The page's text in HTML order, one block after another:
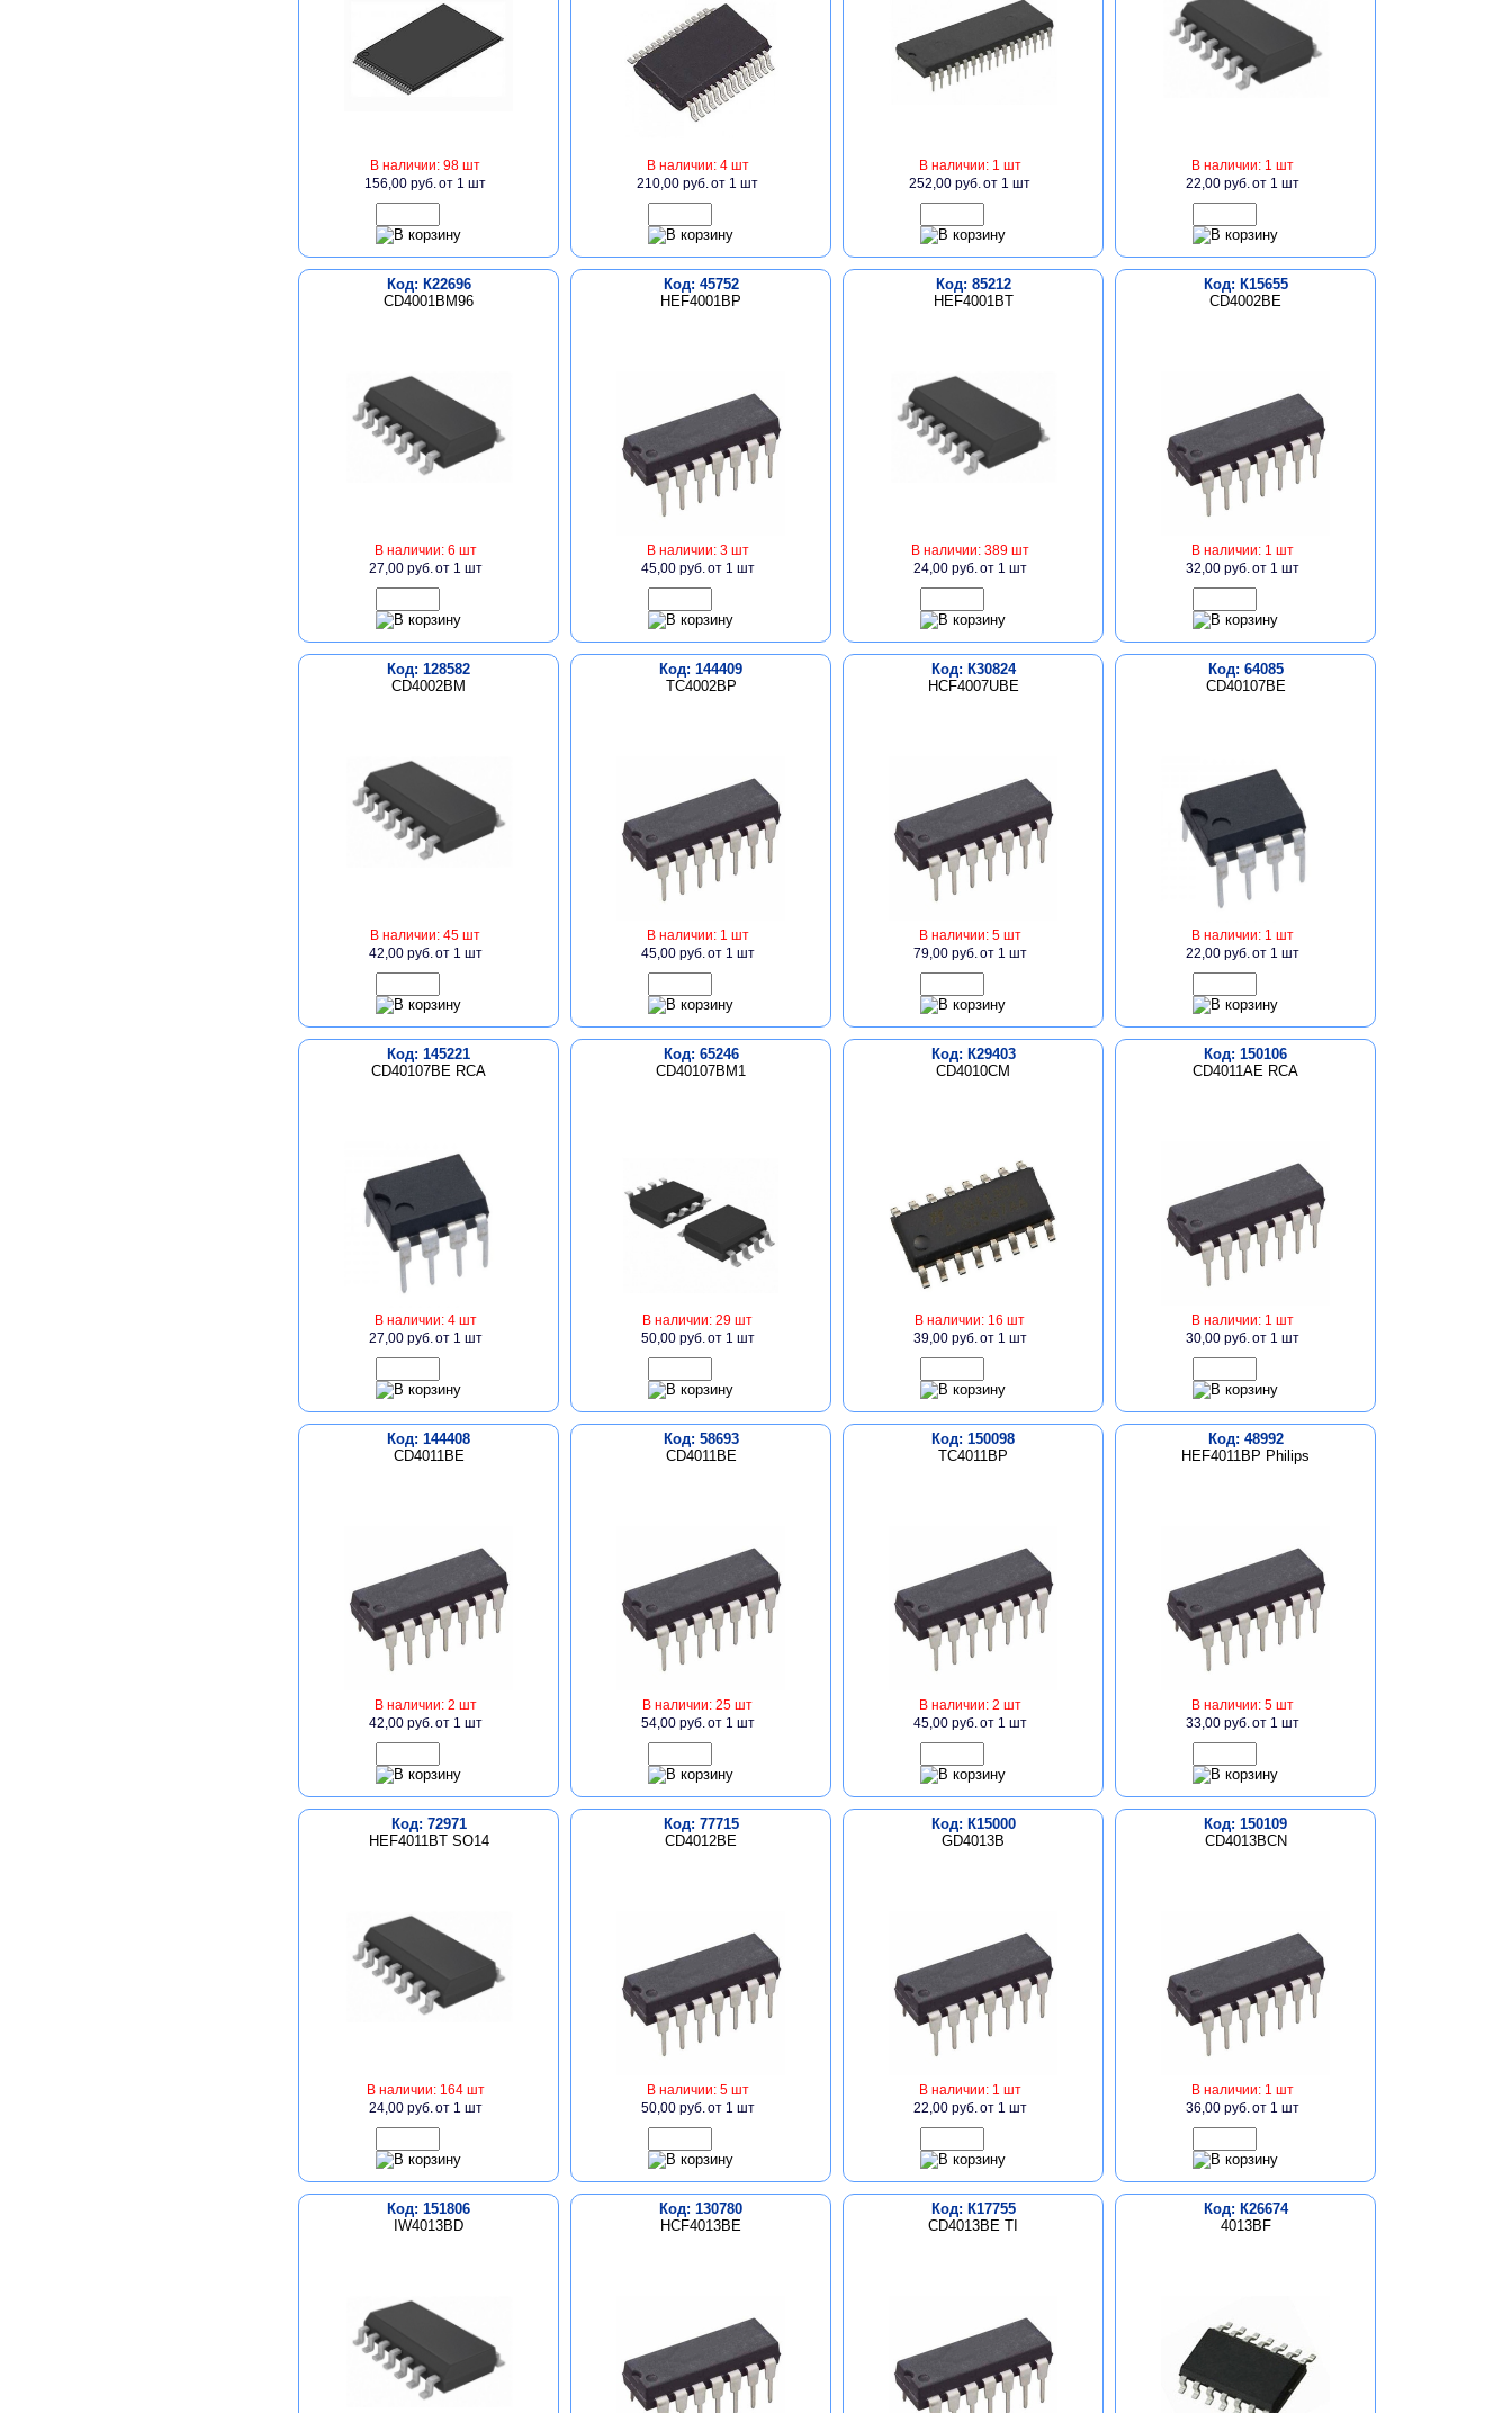
В наличии: 98 шт
156,00 руб.от 1 шт
В наличии: 4 шт
210,00 руб.от 1 шт
В наличии: 1 шт
252,00 руб.от 1 шт
В наличии: 1 шт
22,00 руб.от 1 шт
Код: К22696
CD4001BM96
В наличии: 6 шт
27,00 руб.от 1 шт
Код: 45752
HEF4001BP
В наличии: 3 шт
45,00 руб.от 1 шт
Код: 85212
HEF4001BT
В наличии: 389 шт
24,00 руб.от 1 шт
Код: К15655
CD4002BE
В наличии: 1 шт
32,00 руб.от 1 шт
Код: 128582
CD4002BM
В наличии: 45 шт
42,00 руб.от 1 шт
Код: 144409
TC4002BP
В наличии: 1 шт
45,00 руб.от 1 шт
Код: К30824
HCF4007UBE
В наличии: 5 шт
79,00 руб.от 1 шт
Код: 64085
CD40107BE
В наличии: 1 шт
22,00 руб.от 1 шт
Код: 145221
CD40107BE RCA
В наличии: 4 шт
27,00 руб.от 1 шт
Код: 65246
CD40107BM1
В наличии: 29 шт
50,00 руб.от 1 шт
Код: К29403
CD4010CM
В наличии: 16 шт
39,00 руб.от 1 шт
Код: 150106
CD4011AE RCA
В наличии: 1 шт
30,00 руб.от 1 шт
Код: 144408
CD4011BE
В наличии: 2 шт
42,00 руб.от 1 шт
Код: 58693
CD4011BE
В наличии: 25 шт
54,00 руб.от 1 шт
Код: 150098
TC4011BP
В наличии: 2 шт
45,00 руб.от 1 шт
Код: 48992
HEF4011BP Philips
В наличии: 5 шт
33,00 руб.от 1 шт
Код: 72971
HEF4011BT SO14
В наличии: 164 шт
24,00 руб.от 1 шт
Код: 77715
CD4012BE
В наличии: 5 шт
50,00 руб.от 1 шт
Код: К15000
GD4013B
В наличии: 1 шт
22,00 руб.от 1 шт
Код: 150109
CD4013BCN
В наличии: 1 шт
36,00 руб.от 1 шт
Код: 151806
IW4013BD
Код: 130780
HCF4013BE
Код: К17755
CD4013BE TI
Код: К26674
4013BF